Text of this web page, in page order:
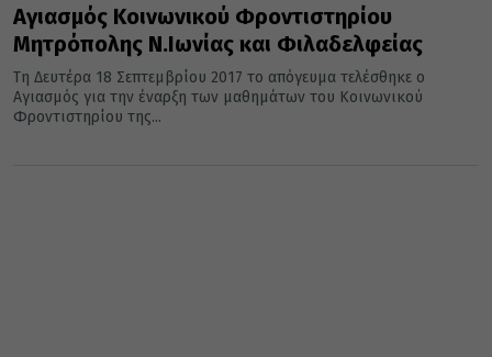
Αγιασμός Κοινωνικού Φροντιστηρίου
Μητρόπολης Ν.Ιωνίας και Φιλαδελφείας
Τη Δευτέρα 18 Σεπτεμβρίου 2017 το απόγευμα τελέσθηκε ο
Αγιασμός για την έναρξη των μαθημάτων του Κοινωνικού
Φροντιστηρίου της...